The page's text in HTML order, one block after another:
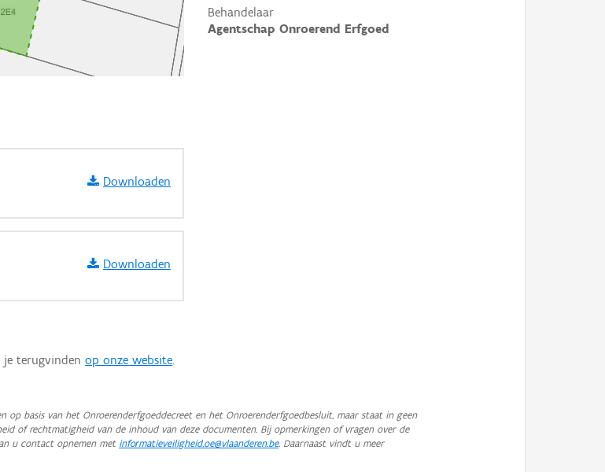
Behandelaar
Agentschap Onroerend Erfgoed
Downloaden
Downloaden
je terugvindenop onze website.
op basis van het Onroerenderfgoeddecreet en het Onroerenderfgoedbesluit, maar staat in geen
of rechtmatigheid van de inhoud van deze documenten. Bij opmerkingen of vragen over de
u contact opnemen met informatieveiligheid.oe@vlaanderen.be. Daarnaast vindt u meer